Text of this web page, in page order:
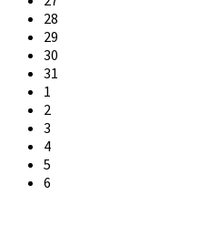
28
29
30
31
1
2
3
4
5
6